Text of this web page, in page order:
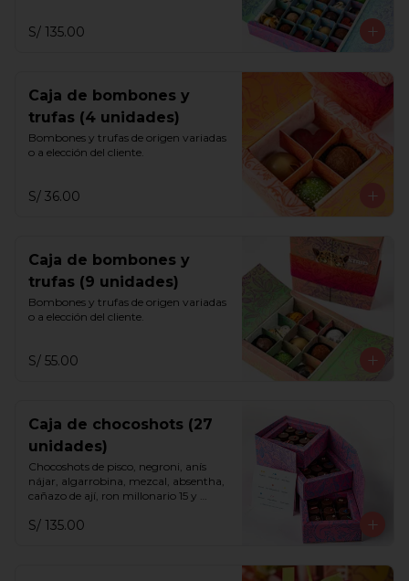
S/ 135.00
Caja de bombones y
trufas (4 unidades)
Bombones y trufas de origen variadas
o a elección del cliente.
S/ 36.00
Caja de bombones y
trufas (9 unidades)
Bombones y trufas de origen variadas
o a elección del cliente.
S/ 55.00
Caja de chocoshots (27
unidades)
Chocoshots de pisco, negroni, anís
nájar, algarrobina, mezcal, absentha,
cañazo de ají, ron millonario 15 y
S/ 135.00